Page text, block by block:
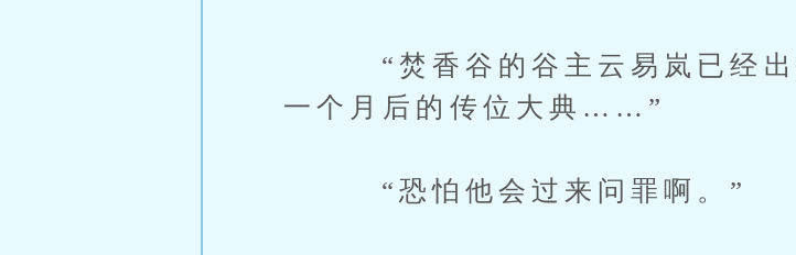
“焚香谷的谷主云易岚已经出
一个月后的传位大典……”
“恐怕他会过来问罪啊。”